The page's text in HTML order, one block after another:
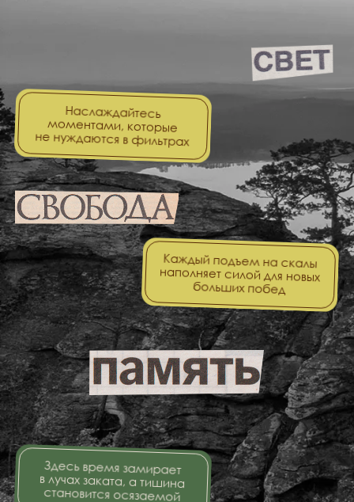
Подберем для Вас
лучшие номера
Расскажите, какую поездку вы планируете,
и мы подготовим для вас персональное
предложение по номерам, залам и дополнительным
услугам.
+7
Я даюсогласиена обработку персональных данных
в соответствии с политикой конфиденциальности
Отправить